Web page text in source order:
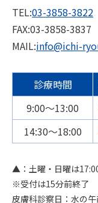
TEL:03-3858-3822
FAX:03-3858-3837
MAIL:info@ichi-
診療時間
9:00〜13:00
14:30〜18:00
▲：土曜・日曜は
※受付は15分前終了
皮膚科診察日：水の